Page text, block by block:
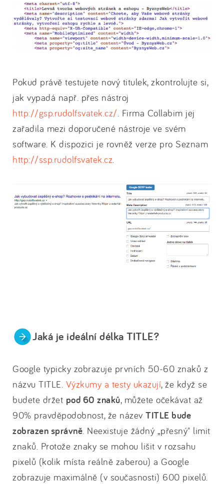
Pokud právě testujete nový titulek, zkontrolujte si,
jak vypadá např. přes nástroj
http://gsp.rudolfsvatek.cz/ . Firma Collabim jej
zařadila mezi doporučené nástroje ve svém
software. K dispozici je rovněž verze pro Seznam
http://ssp.rudolfsvatek.cz
Jaká je ideální délka TITLE?
Google typicky zobrazuje prvních 50‒60 znaků z
názvu TITLE. Výzkumy a testy ukazují, že když se
budete držet pod 60 znaků, můžete očekávat až
90% pravděpodobnost, že název TITLE bude
zobrazen správně. Neexistuje žádný „přesný" limit
znaků. Protože znaky se mohou lišit v rozsahu
pixelů (kolik místa reálně zaberou) a Google
zobrazuje maximálně (v současnosti) 600 pixelů.